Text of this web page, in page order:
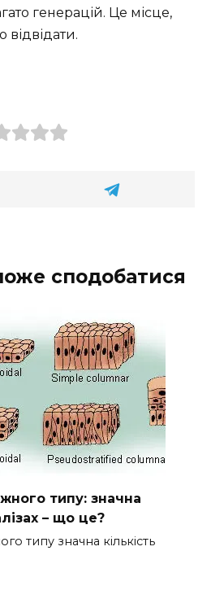
генерацій. Це місце,
відвідати.
сподобатися
типу: значна
– що це?
типу значна кількість